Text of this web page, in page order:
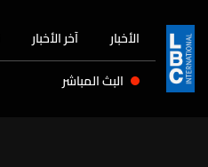
الأخبار آخر الأخبار
البث المباشر